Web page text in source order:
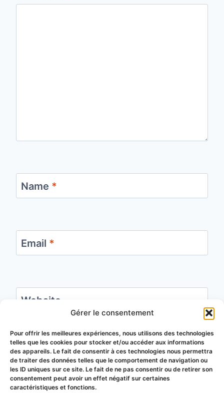
Gérer le consentement
Pour offrir les meilleures expériences, nous utilisons des technologies
telles que les cookies pour stocker et/ou accéder aux informations
des appareils. Le fait de consentir à ces technologies nous permettra
de traiter des données telles que le comportement de navigation ou
les ID uniques sur ce site. Le fait de ne pas consentir ou de retirer son
consentement peut avoir un effet négatif sur certaines
caractéristiques et fonctions.
Name *
Email *
Website
Save my name, email, and website in this
browser for the next time I comment.